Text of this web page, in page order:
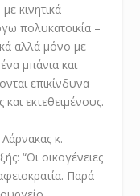
κινητικά
πολυκατοικία –
αλλά μόνο με
μπάνια και
επικίνδυνα
εκτεθειμένους.
κ.
“Οι οικογένειες
Παρά